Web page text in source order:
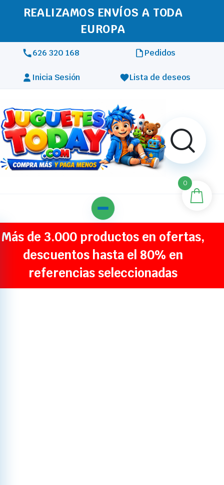
REALIZAMOS ENVÍOS A TODA
EUROPA
626 320 168 Pedidos
Inicia Sesión Lista de deseos
Más de 3.000 productos en ofertas,
descuentos hasta el 80% en
referencias seleccionadas
0